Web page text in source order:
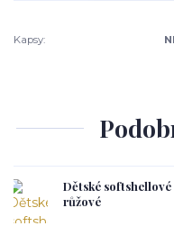
Kapsy:
Dětské
růžové